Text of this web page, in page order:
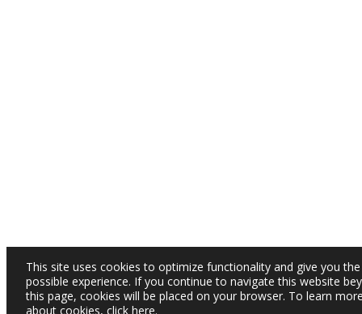
This site uses cookies to optimize functionality and give you
possible experience. If you continue to navigate this website
this page, cookies will be placed on your browser. To learn
about cookies, click here.